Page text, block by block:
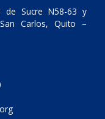
de Sucre N58-63 y
Carlos, Quito –